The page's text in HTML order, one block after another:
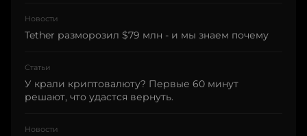
Новости
Tether разморозил $79 млн - и мы знаем почему
Статьи
У крали криптовалюту? Первые 60 минут
решают, что удастся вернуть.
Новости